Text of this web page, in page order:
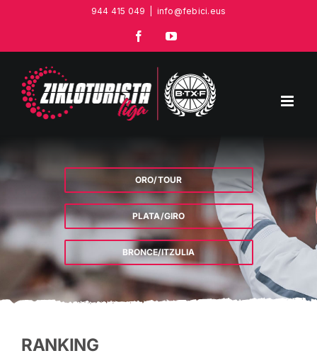
944 415 049 info@febici.eus
FacebookYouTube
ORO/TOUR
PLATA/GIRO
BRONCE/ITZULIA
RANKING